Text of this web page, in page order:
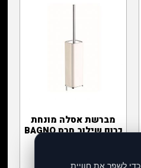
מברשת אסלה מונחת
כרום שילוב חרס BAGNO
האתר משתמש בקובצי Cookie כדי לשפר את חוויית